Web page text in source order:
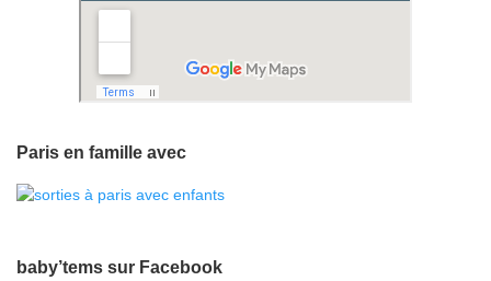
Paris en famille avec
baby’tems sur Facebook